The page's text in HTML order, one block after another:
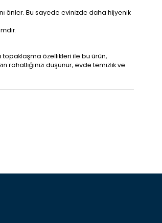
önler. Bu sayede evinizde daha hijyenik
topaklaşma özellikleri ile bu ürün,
rahatlığınızı düşünür, evde temizlik ve